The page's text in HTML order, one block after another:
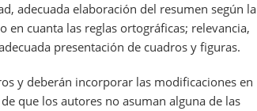
adecuada elaboración del resumen según la
cuanta las reglas ortográficas; relevancia,
presentación de cuadros y figuras.
y deberán incorporar las modificaciones en
que los autores no asuman alguna de las